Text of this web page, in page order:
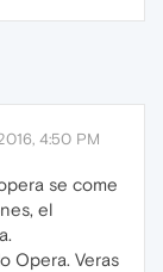
4:50 PM
se come
el
Opera. Veras